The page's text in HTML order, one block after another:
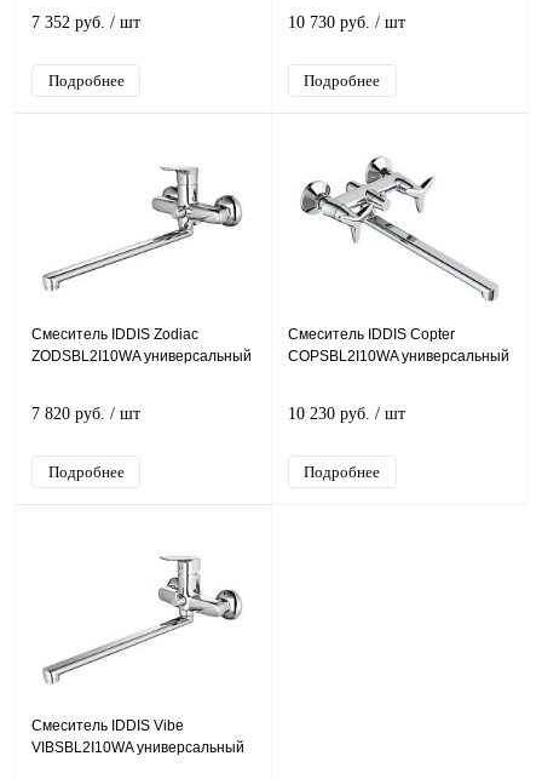
7 352 руб. / шт
Подробнее
10 730 руб. / шт
Подробнее
Смеситель IDDIS Zodiac
ZODSBL2I10WA универсальный
7 820 руб. / шт
Подробнее
Смеситель IDDIS Copter
COPSBL2I10WA универсальный
10 230 руб. / шт
Подробнее
Смеситель IDDIS Vibe
VIBSBL2I10WA универсальный